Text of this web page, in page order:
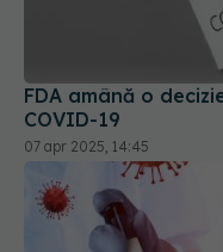
FDA amână o
COVID-19
07 apr 2025, 14:45